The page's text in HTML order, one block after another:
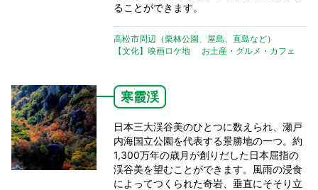
ることができます。
高松市周辺（栗林公園、屋島、直島など）
【文化】映画ロケ地
お土産・グルメ・カフェ
寒霞渓
日本三大渓谷美のひとつに数えられ、瀬戸
内海国立公園を代表する景勝地の一つ。約
1,300万年の歳月が創りだした日本屈指の
渓谷美を望むことができます。風雨の浸食
によってつくられた奇岩、垂直にそそり立